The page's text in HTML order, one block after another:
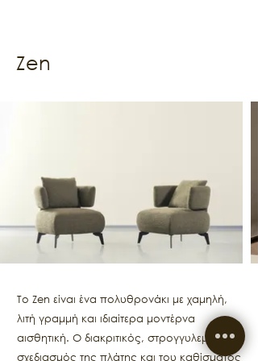
Zen
Το Zen είναι ένα πολυθρονάκι με χαμηλή,
λιτή γραμμή και ιδιαίτερα μοντέρνα
αισθητική. Ο διακριτικός, στρογγυλεμένος
σχεδιασμός της πλάτης και του καθίσματος